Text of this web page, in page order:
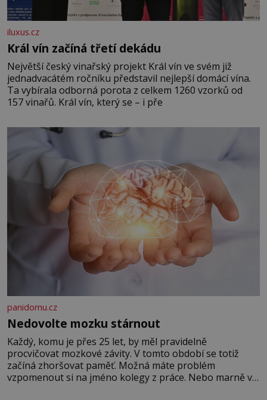
iluxus.cz
Král vín začíná třetí dekádu
Největší český vinařský projekt Král vín ve svém již
jednadvacátém ročníku představil nejlepší domácí vína.
Ta vybírala odborná porota z celkem 1260 vzorků od
157 vinařů. Král vín, který se – i pře
panidomu.cz
Nedovolte mozku stárnout
Každý, komu je přes 25 let, by měl pravidelně
procvičovat mozkové závity. V tomto období se totiž
začíná zhoršovat paměť. Možná máte problém
vzpomenout si na jméno kolegy z práce. Nebo marně v